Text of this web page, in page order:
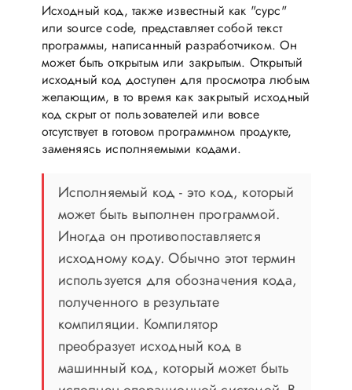
Исходный код, также известный как "сурс"
или source code, представляет собой текст
программы, написанный разработчиком. Он
может быть открытым или закрытым. Открытый
исходный код доступен для просмотра любым
желающим, в то время как закрытый исходный
код скрыт от пользователей или вовсе
отсутствует в готовом программном продукте,
заменяясь исполняемыми кодами.
Исполняемый код - это код, который
может быть выполнен программой.
Иногда он противопоставляется
исходному коду. Обычно этот термин
используется для обозначения кода,
полученного в результате
компиляции. Компилятор
преобразует исходный код в
машинный код, который может быть